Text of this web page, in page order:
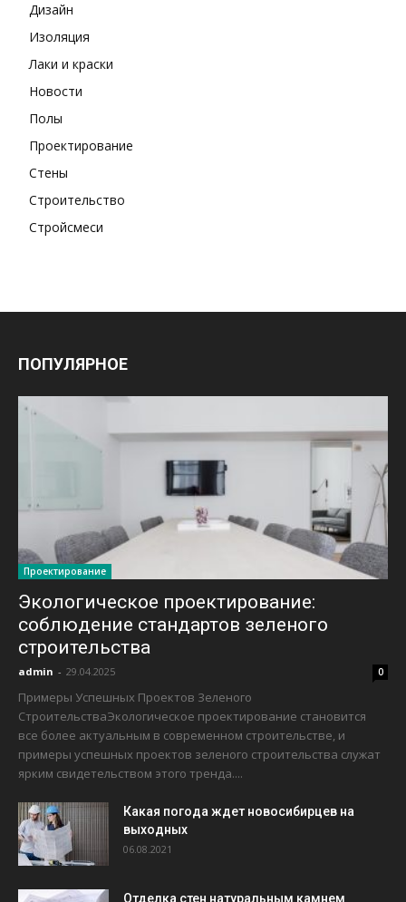
Дизайн
Изоляция
Лаки и краски
Новости
Полы
Проектирование
Стены
Строительство
Стройсмеси
ПОПУЛЯРНОЕ
Проектирование
Экологическое проектирование:
соблюдение стандартов зеленого
строительства
admin - 29.04.2025 0
Примеры Успешных Проектов Зеленого
СтроительстваЭкологическое проектирование становится
все более актуальным в современном строительстве, и
примеры успешных проектов зеленого строительства служат
ярким свидетельством этого тренда....
Какая погода ждет новосибирцев на
выходных
06.08.2021
Отделка стен натуральным камнем